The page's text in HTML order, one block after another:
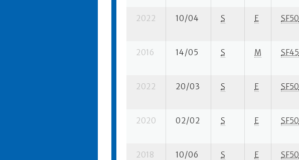
2022 10/04 S E SF50
2016 14/05 S M SF45
2022 20/03 S E SF50
2020 02/02 S E SF50
2018 10/06 S E SF50